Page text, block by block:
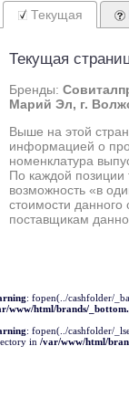
Текущая
Текущая
Бренды:
Марий Эл, г.
Выше на этой
информацией о
номенклатура
По каждой позиции
возможность «в
стоимости
поставщикам
: fopen(../cashfolder/
www/html/brands/
: fopen(../cashfolder/
in /var/www/html/